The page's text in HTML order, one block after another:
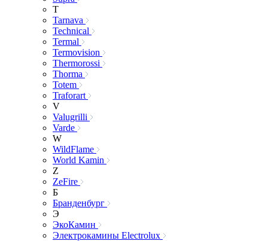
T
Tarnava
Technical
Termal
Termovision
Thermorossi
Thorma
Totem
Traforart
V
Valugrilli
Varde
W
WildFlame
World Kamin
Z
ZeFire
Б
Бранденбург
Э
ЭкоКамин
Электрокамины Electrolux